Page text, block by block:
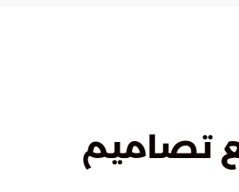
تصاميم